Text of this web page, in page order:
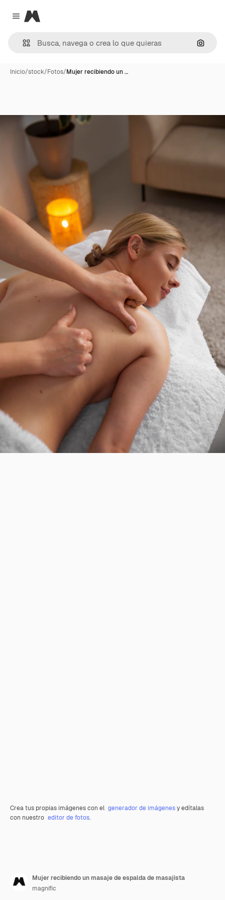
Close menu
Magnific
Inicio/stock/Fotos/Mujer recibiendo un …
Crea tus propias imágenes con el generador de imágenesy edítalas
con nuestro editor de fotos.
Mujer recibiendo un masaje de espalda de masajista
magnific